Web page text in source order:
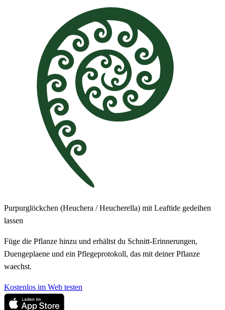
Purpurglöckchen (Heuchera / Heucherella) mit Leaftide gedeihen
lassen
Füge die Pflanze hinzu und erhältst du Schnitt-Erinnerungen,
Duengeplaene und ein Pflegeprotokoll, das mit deiner Pflanze
waechst.
Kostenlos im Web testen